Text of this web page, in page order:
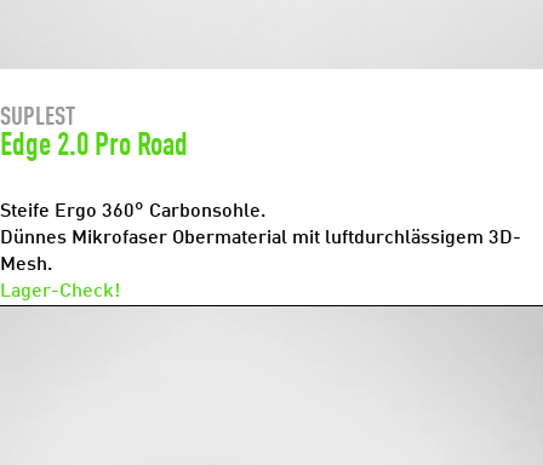
SUPLEST
Edge 2.0 Pro Road
Steife Ergo 360° Carbonsohle.
Dünnes Mikrofaser Obermaterial mit luftdurchlässigem 3D-
Mesh.
Lager-Check!